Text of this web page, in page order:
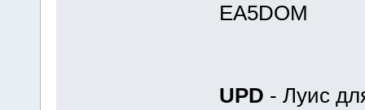
EA5DOM
UPD - Луис